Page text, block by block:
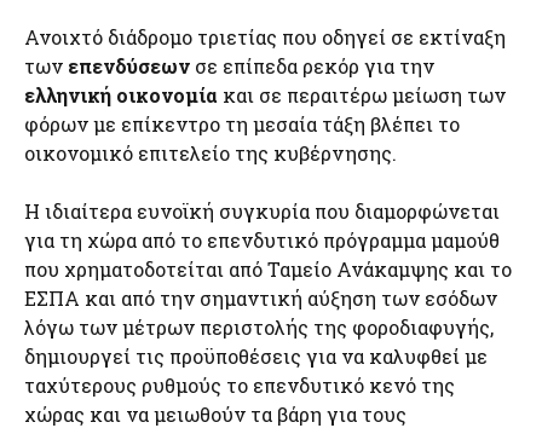
Ανοιχτό διάδρομο τριετίας που οδηγεί σε εκτίναξη
των επενδύσεων σε επίπεδα ρεκόρ για την
ελληνική οικονομία και σε περαιτέρω μείωση των
φόρων με επίκεντρο τη μεσαία τάξη βλέπει το
οικονομικό επιτελείο της κυβέρνησης.
Η ιδιαίτερα ευνοϊκή συγκυρία που διαμορφώνεται
για τη χώρα από το επενδυτικό πρόγραμμα μαμούθ
που χρηματοδοτείται από Ταμείο Ανάκαμψης και το
ΕΣΠΑ και από την σημαντική αύξηση των εσόδων
λόγω των μέτρων περιστολής της φοροδιαφυγής,
δημιουργεί τις προϋποθέσεις για να καλυφθεί με
ταχύτερους ρυθμούς το επενδυτικό κενό της
χώρας και να μειωθούν τα βάρη για τους